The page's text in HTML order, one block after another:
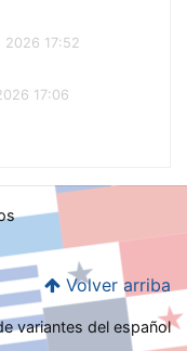
2026 17:52
17:06
Volver arriba
variantes del español